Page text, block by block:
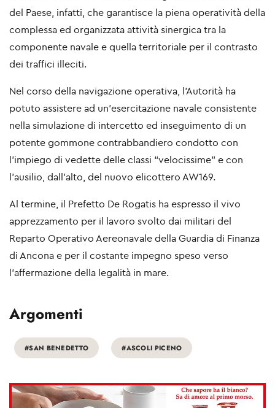
del Paese, infatti, che garantisce la piena operatività della
complessa ed organizzata attività sinergica tra la
componente navale e quella territoriale per il contrasto
dei traffici illeciti.
Nel corso della navigazione operativa, l’Autorità ha
potuto assistere ad un’esercitazione navale consistente
nella simulazione di intercetto ed inseguimento di un
potente gommone contrabbandiero condotto con
l’impiego di vedette delle classi “velocissime” e con
l’ausilio, dall’alto, del nuovo elicottero AW169.
Al termine, il Prefetto De Rogatis ha espresso il vivo
apprezzamento per il lavoro svolto dai militari del
Reparto Operativo Aereonavale della Guardia di Finanza
di Ancona e per il costante impegno speso verso
l’affermazione della legalità in mare.
Argomenti
#SAN BENEDETTO #ASCOLI PICENO